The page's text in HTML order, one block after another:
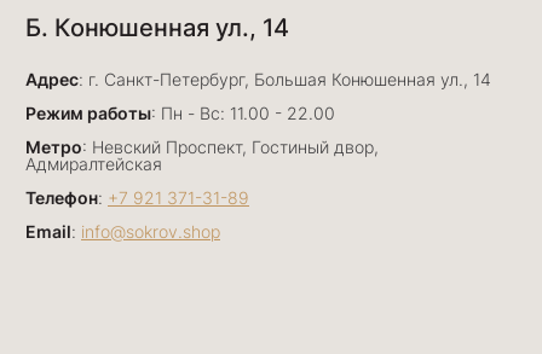
29 июня
база, а есть совсем нетривиальные и даже
оригинальные. Спасибо сотрудникам за
деликатность и грамотные советы в подборе.
Буду рекомендовать))
Показать полностью
Лизавета
Б. Конюшенная ул., 14
Адрес: г. Санкт-Петербург, Большая Конюшенная ул., 14
Режим работы: Пн - Вс: 11.00 - 22.00
Метро: Невский Проспект, Гостиный двор,
Адмиралтейская
Телефон: +7 921 371-31-89
Email: info@sokrov.shop